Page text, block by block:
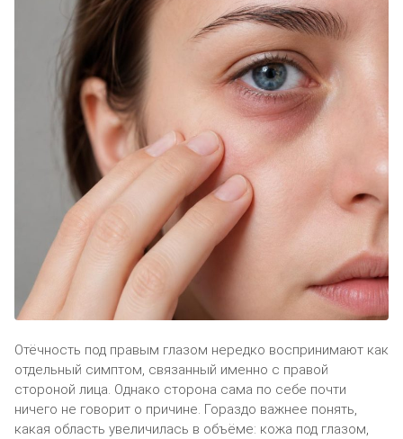
Отёчность под правым глазом нередко воспринимают как
отдельный симптом, связанный именно с правой
стороной лица. Однако сторона сама по себе почти
ничего не говорит о причине. Гораздо важнее понять,
какая область увеличилась в объёме: кожа под глазом,